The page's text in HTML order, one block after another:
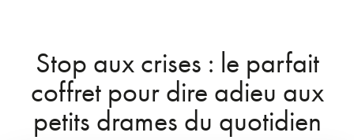
Stop aux crises : le parfait
coffret pour dire adieu aux
petits drames du quotidien